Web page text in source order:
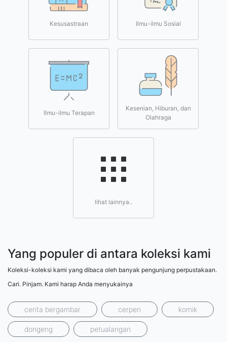
Kesusastraan Ilmu-ilmu Sosial
Ilmu-ilmu Terapan
Kesenian, Hiburan, dan
Olahraga
lihat lainnya..
Yang populer di antara koleksi kami
Koleksi-koleksi kami yang dibaca oleh banyak pengunjung perpustakaan.
Cari. Pinjam. Kami harap Anda menyukainya
cerita bergambar cerpen komik
dongeng petualangan